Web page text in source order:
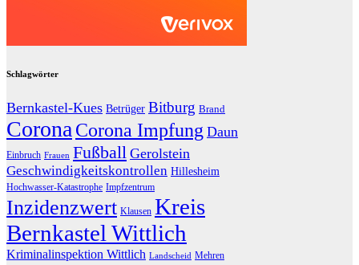
Schlagwörter
Bernkastel-Kues Betrüger Bitburg Brand
CoronaCorona Impfung Daun
Einbruch Frauen Fußball Gerolstein
Geschwindigkeitskontrollen Hillesheim
Hochwasser-Katastrophe Impfzentrum
Inzidenzwert Klausen Kreis
Bernkastel Wittlich
Kriminalinspektion Wittlich Landscheid Mehren